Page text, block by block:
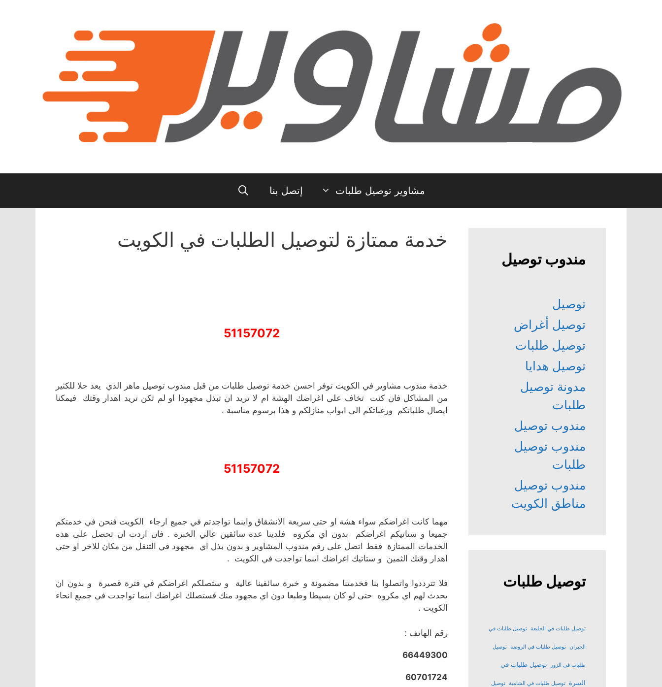
مشاوير توصيل طلبات إتصل بنا
خدمة ممتازة لتوصيل الطلبات في الكويت
51157072
خدمة مندوب مشاوير في الكويت توفر احسن خدمة توصيل طلبات من قبل مندوب توصيل ماهر الذي يعد حلا للكثير
من المشاكل فان كنت تخاف على اغراضك الهشة ام لا تريد ان تبذل مجهودا او لم تكن تريد اهدار وقتك فيمكنا
ايصال طلباتكم ورغباتكم الى ابواب منازلكم و هذا برسوم مناسبة .
51157072
مهما كانت اغراضكم سواء هشة او حتى سريعة الانشقاق واينما تواجدتم في جميع ارجاء الكويت فنحن في خدمتكم
جميعا و ستاتيكم اغراضكم بدون اي مكروه فلدينا عدة سائقين عالي الخبرة . فان اردت ان تحصل على هذه
الخدمات الممتازة فقط اتصل على رقم مندوب المشاوير و بدون بذل اي مجهود في التنقل من مكان للاخر او حتى
اهدار وقتك الثمين و ستاتيك اغراضك اينما تواجدت في الكويت .
فلا تترددوا واتصلوا بنا فخدمتنا مضمونة و خبرة سائقينا عالية و ستصلكم اغراضكم في فترة قصيرة و بدون ان
يحدث لهم اي مكروه حتى لو كان بسيطا وطبعا دون اي مجهود منك فستصلك اغراضك اينما تواجدت في جميع انحاء
الكويت .
رقم الهاتف :
66449300
60701724
مندوب توصيل
توصيل
توصيل أغراض
توصيل طلبات
توصيل هدايا
مدونة توصيل
طلبات
مندوب توصيل
مندوب توصيل
طلبات
مندوب توصيل
مناطق الكويت
توصيل طلبات
توصيل طلبات في الجليعة توصيل طلبات في
الخيران توصيل طلبات في الروضة توصيل
طلبات في الزور توصيل طلبات في
السرة توصيل طلبات في الشامية توصيل